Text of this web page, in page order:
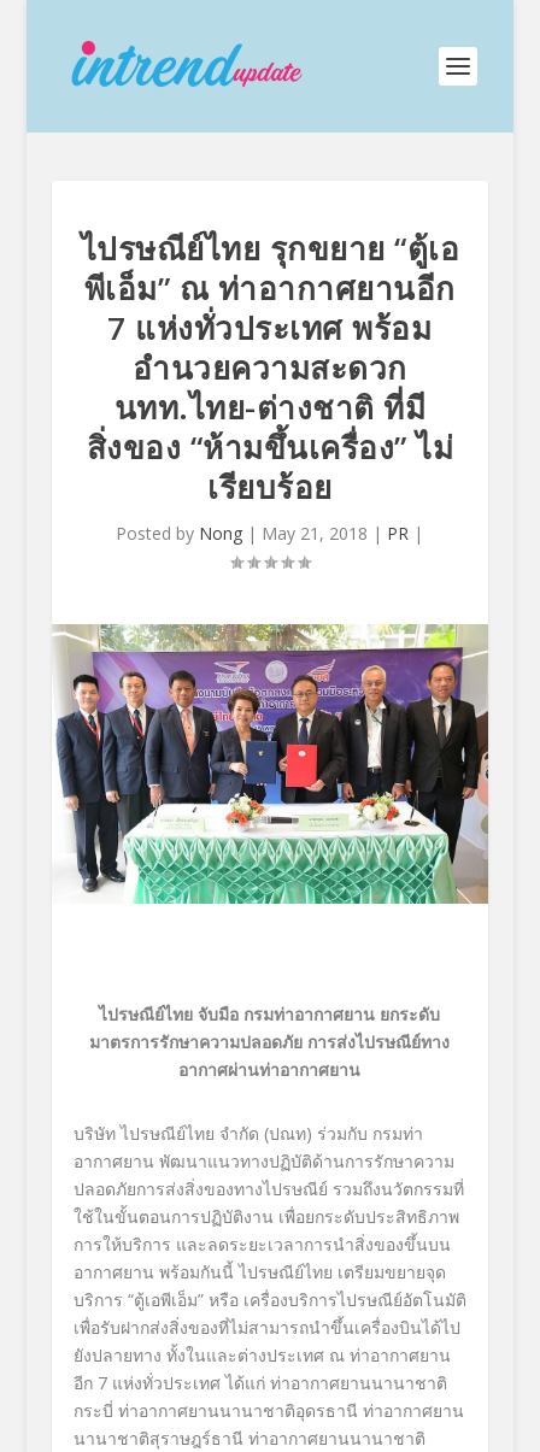
ไปรษณีย์ไทย รุกขยาย “ตู้เอ
พีเอ็ม” ณ ท่าอากาศยานอีก
7 แห่งทั่วประเทศ พร้อม
อำนวยความสะดวก
นทท.ไทย-ต่างชาติ ที่มี
สิ่งของ “ห้ามขึ้นเครื่อง” ไม่
เรียบร้อย
Posted by Nong | May 21, 2018 | PR |
ไปรษณีย์ไทย จับมือ กรมท่าอากาศยาน ยกระดับ
มาตรการรักษาความปลอดภัย การส่งไปรษณีย์ทาง
อากาศผ่านท่าอากาศยาน
บริษัท ไปรษณีย์ไทย จำกัด (ปณท) ร่วมกับ กรมท่า
อากาศยาน พัฒนาแนวทางปฏิบัติด้านการรักษาความ
ปลอดภัยการส่งสิ่งของทางไปรษณีย์ รวมถึงนวัตกรรมที่
ใช้ในขั้นตอนการปฏิบัติงาน เพื่อยกระดับประสิทธิภาพ
การให้บริการ และลดระยะเวลาการนำสิ่งของขึ้นบน
อากาศยาน พร้อมกันนี้ ไปรษณีย์ไทย เตรียมขยายจุด
บริการ “ตู้เอพีเอ็ม” หรือ เครื่องบริการไปรษณีย์อัตโนมัติ
เพื่อรับฝากส่งสิ่งของที่ไม่สามารถนำขึ้นเครื่องบินได้ไป
ยังปลายทาง ทั้งในและต่างประเทศ ณ ท่าอากาศยาน
อีก 7 แห่งทั่วประเทศ ได้แก่ ท่าอากาศยานนานาชาติ
กระบี่ ท่าอากาศยานนานาชาติอุดรธานี ท่าอากาศยาน
นานาชาติสุราษฎร์ธานี ท่าอากาศยานนานาชาติ